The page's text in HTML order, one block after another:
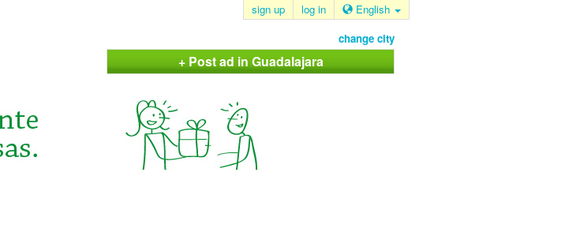
sign up log in English
change city
+ Post ad in Guadalajara